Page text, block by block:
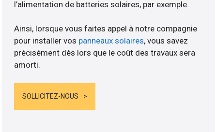
l’alimentation de batteries solaires, par exemple.
Ainsi, lorsque vous faites appel à notre compagnie
pour installer vos panneaux solaires, vous savez
précisément dès lors que le coût des travaux sera
amorti.
SOLLICITEZ-NOUS